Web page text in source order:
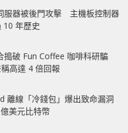
服器被後門攻擊 主機板控制器
10 年歷史
搗破 Fun Coffee 咖啡科研騙
高達 4 倍回報
離線「冷錢包」爆出致命漏洞
美元比特幣